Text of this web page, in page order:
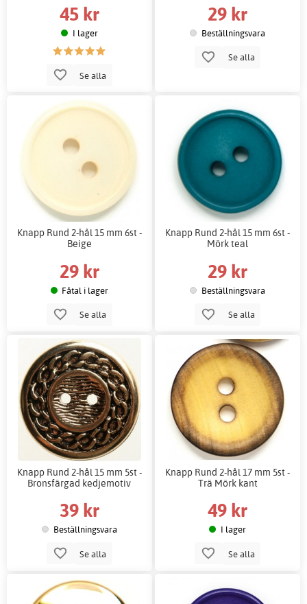
45 kr
I lager
Se alla
29 kr
Beställningsvara
Se alla
Knapp Rund 2-hål 15 mm 6st -
Beige
29 kr
Fåtal i lager
Se alla
Knapp Rund 2-hål 15 mm 6st -
Mörk teal
29 kr
Beställningsvara
Se alla
Knapp Rund 2-hål 15 mm 5st -
Bronsfärgad kedjemotiv
39 kr
Beställningsvara
Se alla
Knapp Rund 2-hål 17 mm 5st -
Trä Mörk kant
49 kr
I lager
Se alla